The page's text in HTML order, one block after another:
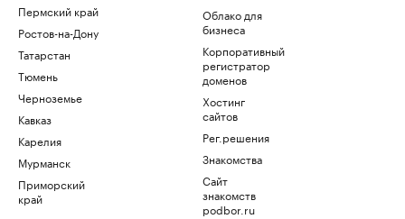
Пермский край
Ростов-на-Дону
Татарстан
Тюмень
Черноземье
Кавказ
Карелия
Мурманск
Приморский
край
Облако для
бизнеса
Корпоративный
регистратор
доменов
Хостинг
сайтов
Рег.решения
Знакомства
Сайт
знакомств
podbor.ru